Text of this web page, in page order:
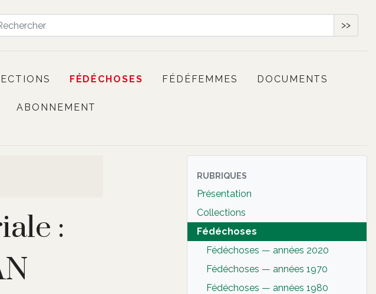
>>
FÉDÉCHOSES FÉDÉFEMMES DOCUMENTS
ABONNEMENT
:
RUBRIQUES
Présentation
Collections
Fédéchoses
Fédéchoses — années 2020
Fédéchoses — années 1970
Fédéchoses — années 1980